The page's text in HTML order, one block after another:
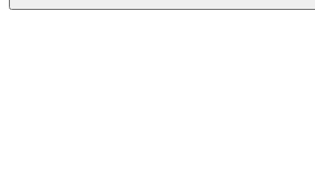
Compartilhar